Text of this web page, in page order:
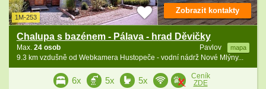
1M-253
Chalupa s bazénem - Pálava - hrad Děvičky
Pavlov mapa
Max. 24 osob
9.3 km vzdušně od Webkamera Hustopeče - vodní nádrž Nové Mlýny...
Zobrazit kontakty
6x 5x 5x
Ceník
ZDE